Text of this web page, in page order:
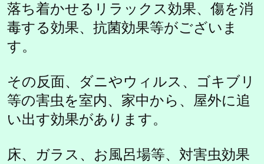
落ち着かせるリラックス効果、傷を消
毒する効果、抗菌効果等がございま
す。
その反面、ダニやウィルス、ゴキブリ
等の害虫を室内、家中から、屋外に追
い出す効果があります。
床、ガラス、お風呂場等、対害虫効果